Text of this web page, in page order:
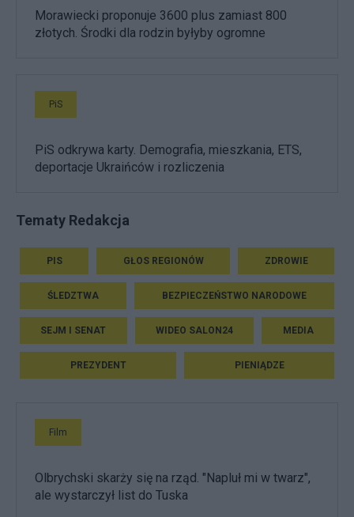
Morawiecki proponuje 3600 plus zamiast 800
złotych. Środki dla rodzin byłyby ogromne
PiS
PiS odkrywa karty. Demografia, mieszkania, ETS,
deportacje Ukraińców i rozliczenia
Tematy Redakcja
PIS GŁOS REGIONÓW ZDROWIE
ŚLEDZTWA BEZPIECZEŃSTWO NARODOWE
SEJM I SENAT WIDEO SALON24 MEDIA
PREZYDENT PIENIĄDZE
Film
Olbrychski skarży się na rząd. "Napluł mi w twarz",
ale wystarczył list do Tuska